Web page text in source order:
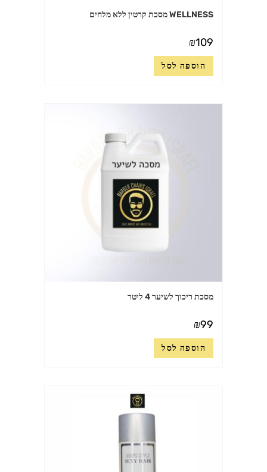
WELLNESS מסכת קרטין ללא מלחים
₪109
הוספה לסל
מסכת ריכוך לשיער 4 ליטר
₪99
הוספה לסל